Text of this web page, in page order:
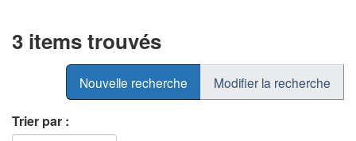
3 items trouvés
Nouvelle recherche Modifier la recherche
Trier par :